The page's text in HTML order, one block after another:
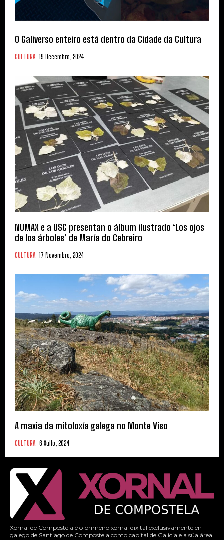
O Galiverso enteiro está dentro da Cidade da Cultura
CULTURA 19 Decembro, 2024
NUMAX e a USC presentan o álbum ilustrado ‘Los ojos
de los árboles’ de María do Cebreiro
CULTURA 17 Novembro, 2024
A maxia da mitoloxía galega no Monte Viso
CULTURA 6 Xullo, 2024
Xornal de Compostela é o primeiro xornal dixital exclusivamente en
galego de Santiago de Compostela como capital de Galicia e a súa área